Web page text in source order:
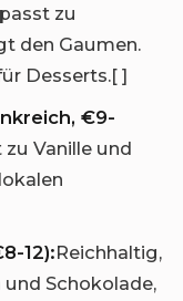
zu
den Gaumen.
Desserts.[ ]
€9-
zu Vanille und
12):Reichhaltig,
Schokolade,